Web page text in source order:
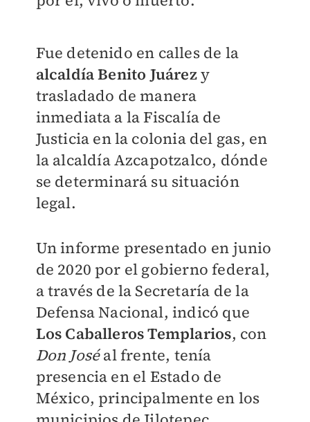
Fue detenido en calles de la
alcaldía Benito Juárezy
trasladado de manera
inmediata a la Fiscalía de
Justicia en la colonia del gas, en
la alcaldía Azcapotzalco, dónde
se determinará su situación
legal.
Un informe presentado en junio
de 2020 por el gobierno federal,
a través de la Secretaría de la
Defensa Nacional, indicó que
Los Caballeros Templarios, con
Don Joséal frente, tenía
presencia en el Estado de
México, principalmente en los